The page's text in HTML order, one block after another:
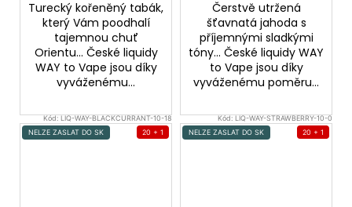
Turecký kořeněný tabák,
který Vám poodhalí
tajemnou chuť
Orientu... České liquidy
WAY to Vape jsou díky
vyváženému...
Čerstvě utržená
šťavnatá jahoda s
příjemnými sladkými
tóny... České liquidy WAY
to Vape jsou díky
vyváženému poměru...
Kód:LIQ-WAY-BLACKCURRANT-10-18
NELZE ZASLAT DO SK
20 + 1
Kód:LIQ-WAY-STRAWBERRY-10-0
NELZE ZASLAT DO SK
20 + 1